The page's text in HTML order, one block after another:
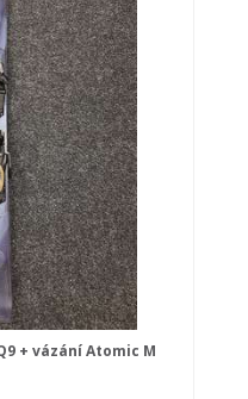
+ vázání Atomic M